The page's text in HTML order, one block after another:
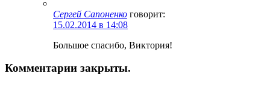
Сергей Сапоненко говорит:
15.02.2014 в 14:08
Большое спасибо, Виктория!
Комментарии закрыты.